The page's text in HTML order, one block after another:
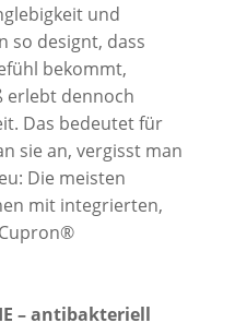
und
so designt, dass
bekommt,
erlebt dennoch
Das bedeutet für
sie an, vergisst man
Die meisten
mit integrierten,
– antibakteriell